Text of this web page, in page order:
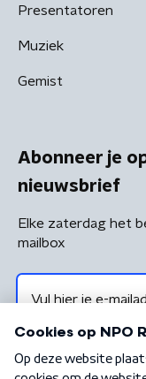
Presentatoren
Muziek
Gemist
Abonneer je
nieuwsbrief
Elke zaterdag het
mailbox